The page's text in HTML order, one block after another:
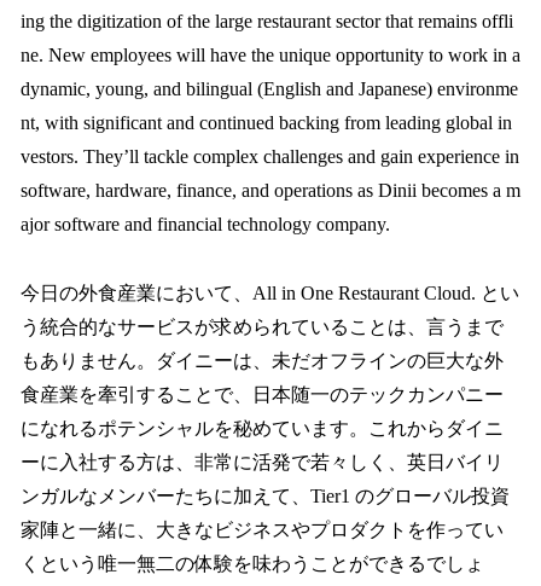
ing the digitization of the large restaurant sector that remains offli
ne. New employees will have the unique opportunity to work in a
dynamic, young, and bilingual (English and Japanese) environme
nt, with significant and continued backing from leading global in
vestors. They’ll tackle complex challenges and gain experience in
software, hardware, finance, and operations as Dinii becomes a m
ajor software and financial technology company.
今日の外食産業において、All in One Restaurant Cloud. とい
う統合的なサービスが求められていることは、言うまで
もありません。ダイニーは、未だオフラインの巨大な外
食産業を牽引することで、日本随一のテックカンパニー
になれるポテンシャルを秘めています。これからダイニ
ーに入社する方は、非常に活発で若々しく、英日バイリ
ンガルなメンバーたちに加えて、Tier1 のグローバル投資
家陣と一緒に、大きなビジネスやプロダクトを作ってい
くという唯一無二の体験を味わうことができるでしょ